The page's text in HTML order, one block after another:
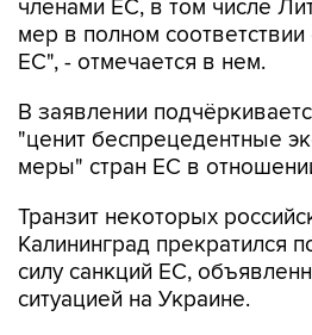
членами ЕС, в том числе
мер в полном
ЕС", - отмечается в нем.
В заявлении
"ценит беспрецедентные
меры" стран ЕС в
Транзит некоторых
Калининград прекратился
силу санкций ЕС,
ситуацией на Украине.